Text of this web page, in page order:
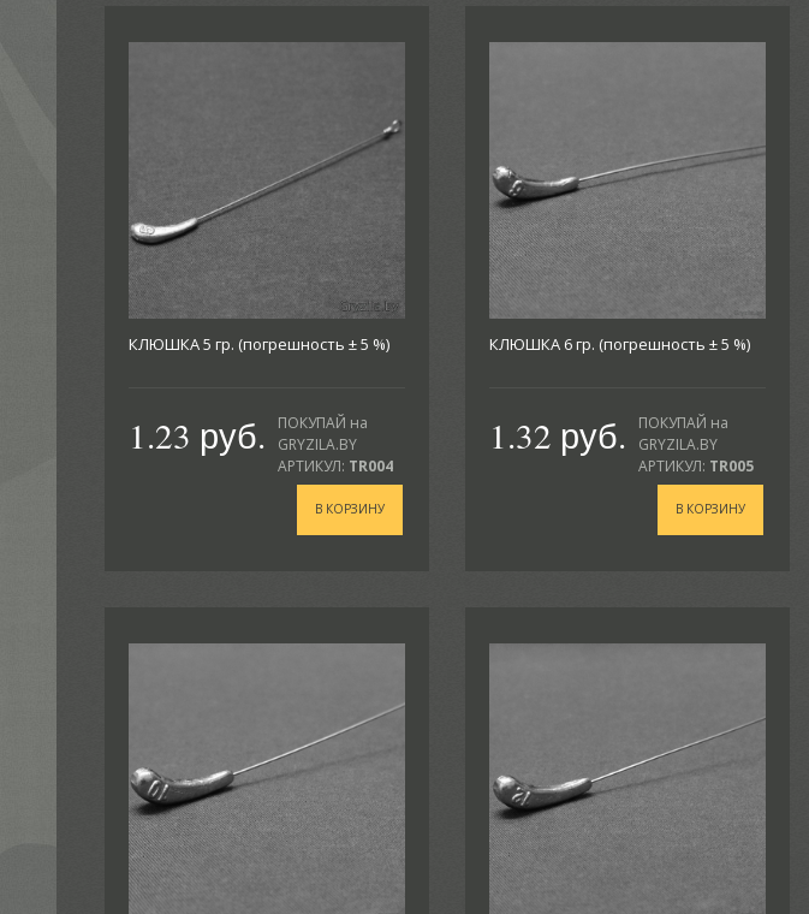
КЛЮШКА 5 гр. (погрешность ± 5 %)
1.23 руб.
ПОКУПАЙ на
GRYZILA.BY
АРТИКУЛ: TR004
В КОРЗИНУ
КЛЮШКА 6 гр. (погрешность ± 5 %)
1.32 руб.
ПОКУПАЙ на
GRYZILA.BY
АРТИКУЛ: TR005
В КОРЗИНУ